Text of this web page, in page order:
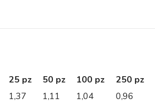
25 pz 50 pz 100 pz 250 pz
1,37 1,11 1,04 0,96